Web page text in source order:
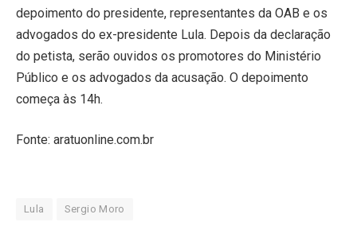
depoimento do presidente, representantes da OAB e os
advogados do ex-presidente Lula. Depois da declaração
do petista, serão ouvidos os promotores do Ministério
Público e os advogados da acusação. O depoimento
começa às 14h.
Fonte: aratuonline.com.br
Lula Sergio Moro